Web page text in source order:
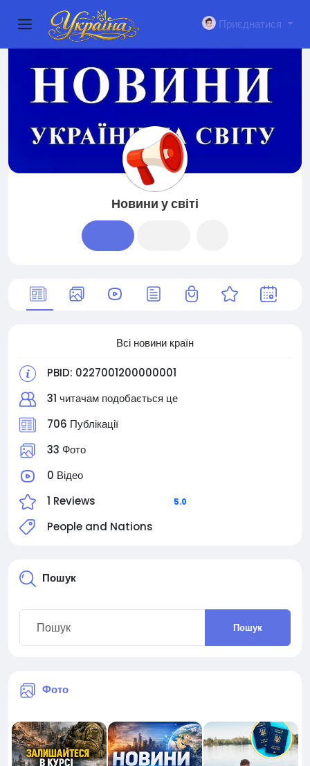
Приєднатися
Новини у світі
Всі новини країн
PBID: 0227001200000001
31 читачам подобається це
706 Публікації
33 Фото
0 Відео
1 Reviews
5.0
People and Nations
Пошук
Пошук
Фото